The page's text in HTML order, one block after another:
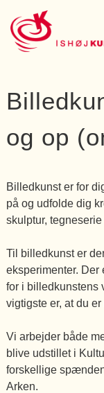
og op
Billedkunst er for
på og udfolde dig
skulptur,
Til billedkunst er
eksperimenter. Der
for i billedkunstens
vigtigste er, at du
Vi arbejder både
blive udstillet i
forskellige
Arken.